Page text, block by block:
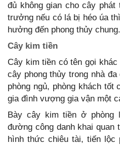
đủ không gian cho cây phát
trưởng nếu có lá bị héo úa
hưởng đến phong thủy chung.
Cây kim tiền
Cây kim tiền có tên gọi
cây phong thủy trong nhà
phòng ngủ, phòng khách
gia đình vượng gia vận một
Bày cây kim tiền ở phòng
đường công danh khai quan
hình thức chiêu tài, tiến lộc